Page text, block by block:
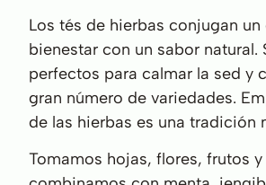
Los tés de hierbas conjugan
bienestar con un sabor natural.
perfectos para calmar la sed y
gran número de variedades.
de las hierbas es una tradición
Tomamos hojas, flores, frutos